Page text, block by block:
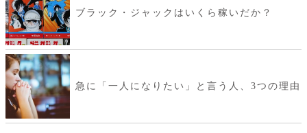
ブラック・ジャックはいくら稼いだか？
急に「一人になりたい」と言う人、3つの理由